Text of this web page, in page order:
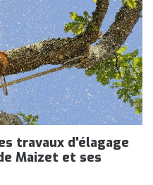
travaux d'élagage
Maizet et ses